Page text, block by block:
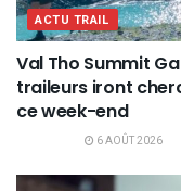
ACTU TRAIL
Val Tho Summit
traileurs iront
ce week-end
6 AOÛT 2026